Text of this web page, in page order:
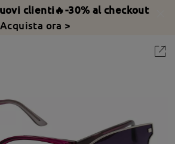
clienti🔥-30% al checkout
Acquista ora >